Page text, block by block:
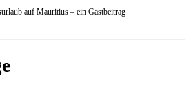
auf Mauritius – ein Gastbeitrag